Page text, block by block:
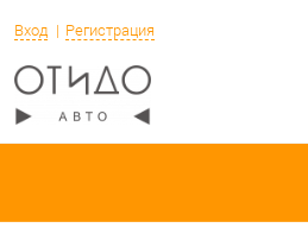
Вход Регистрация